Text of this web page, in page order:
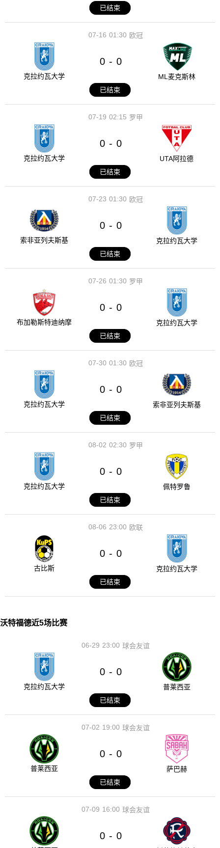
已结束
01:30
07-16 欧冠
克拉约瓦大学
0 - 0
ML麦克斯林
已结束
02:15
07-19 罗甲
克拉约瓦大学
0 - 0
UTA阿拉德
已结束
01:30
07-23 欧冠
索非亚列夫斯基
0 - 0
克拉约瓦大学
已结束
01:30
07-26 罗甲
布加勒斯特迪纳摩
0 - 0
克拉约瓦大学
已结束
01:30
07-30 欧冠
克拉约瓦大学
0 - 0
索非亚列夫斯基
已结束
02:30
08-02 罗甲
克拉约瓦大学
0 - 0
佩特罗鲁
已结束
23:00
08-06 欧联
古比斯
0 - 0
克拉约瓦大学
已结束
沃特福德近5场比赛
23:00
06-29 球会友谊
克拉约瓦大学
0 - 0
普莱西亚
已结束
19:00
07-02 球会友谊
普莱西亚
0 - 0
萨巴赫
已结束
16:00
07-09 球会友谊
0 - 0